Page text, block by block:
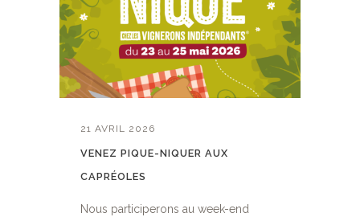
21 AVRIL 2026
VENEZ PIQUE-NIQUER AUX
CAPRÉOLES
Nous participerons au week-end